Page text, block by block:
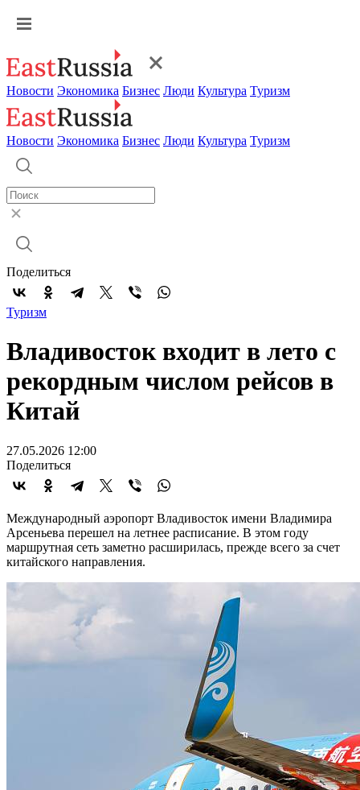
Новости Экономика Бизнес Люди Культура Туризм
Новости Экономика Бизнес Люди Культура Туризм
Поделиться
Туризм
Владивосток входит в лето с
рекордным числом рейсов в
Китай
27.05.2026 12:00
Поделиться
Международный аэропорт Владивосток имени Владимира
Арсеньева перешел на летнее расписание. В этом году
маршрутная сеть заметно расширилась, прежде всего за счет
китайского направления.